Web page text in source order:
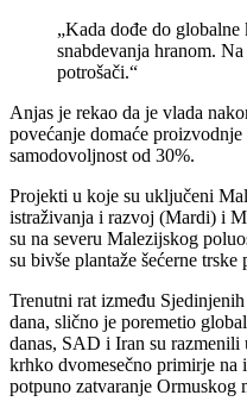
„Kada dođe do globalne
snabdevanja hranom.
potrošači.“
Anjas je rekao da je vlada
povećanje domaće
samodovoljnost od 30%.
Projekti u koje su uključeni
istraživanja i razvoj (Mardi) i
su na severu Malezijskog
su bivše plantaže šećerne
Trenutni rat između
dana, slično je poremetio
danas, SAD i Iran su razmenili
krhko dvomesečno primirje na
potpuno zatvaranje Ormuskog